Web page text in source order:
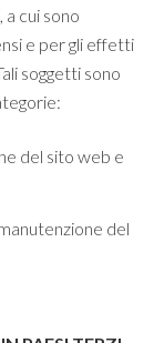
cui sono
e per gli effetti
soggetti sono
del sito web e
del